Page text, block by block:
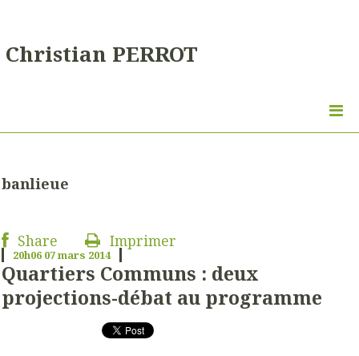
Christian PERROT
banlieue
Share Imprimer
20h06 07mars 2014
Quartiers Communs : deux
projections-débat au programme